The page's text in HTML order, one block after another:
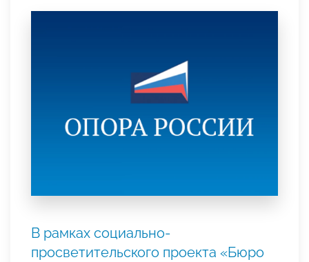
В рамках социально-
просветительского проекта «Бюро